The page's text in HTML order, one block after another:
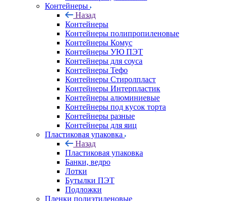
Контейнеры
Назад
Контейнеры
Контейнеры полипропиленовые
Контейнеры Комус
Контейнеры УЮ ПЭТ
Контейнеры для соуса
Контейнеры Тефо
Контейнеры Стиролпласт
Контейнеры Интерпластик
Контейнеры алюминиевые
Контейнеры под кусок торта
Контейнеры разные
Контейнеры для яиц
Пластиковая упаковка
Назад
Пластиковая упаковка
Банки, ведро
Лотки
Бутылки ПЭТ
Подложки
Пленки полиэтиленовые